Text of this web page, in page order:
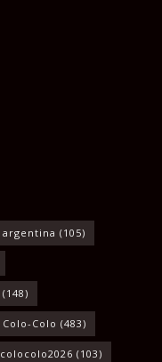
argentina (105)
(148)
Colo-Colo (483)
colocolo2026 (103)